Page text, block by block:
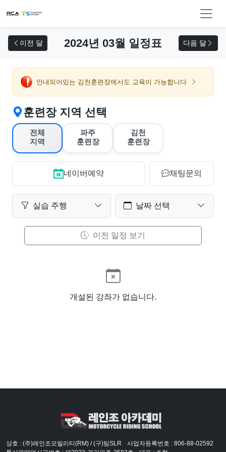
이전 달 2024년 03월 일정표 다음 달
안내되어있는 김천훈련장에서도 교육이 가능합니다
훈련장 지역 선택
전체
지역
파주
훈련장
김천
훈련장
네이버예약 채팅문의
실습 주행 날짜 선택
이전 일정 보기
개설된 강좌가 없습니다.
상호 : (주)레인조모빌리티(RM) / (구)팀SLR
사업자등록번호 : 806-88-02592